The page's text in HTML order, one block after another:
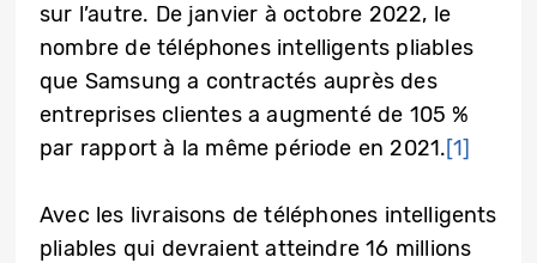
sur l’autre. De janvier à octobre 2022, le
nombre de téléphones intelligents pliables
que Samsung a contractés auprès des
entreprises clientes a augmenté de 105 %
par rapport à la même période en 2021.[1]
Avec les livraisons de téléphones intelligents
pliables qui devraient atteindre 16 millions